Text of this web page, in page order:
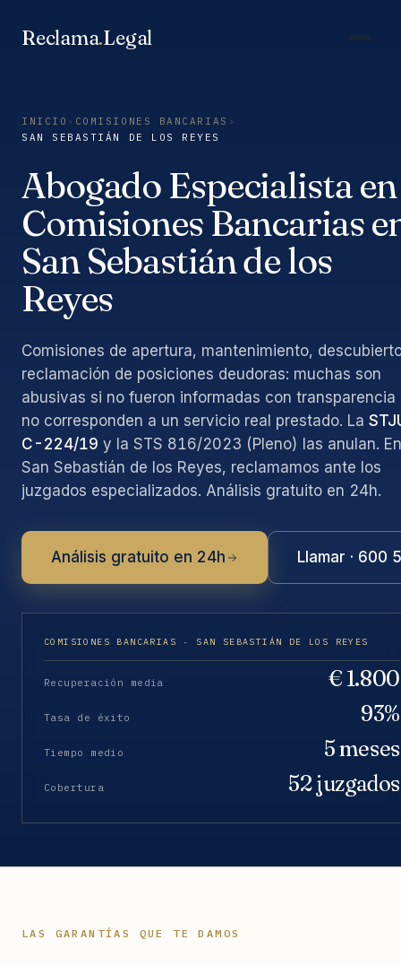
Reclama.Legal
INICIO › COMISIONES BANCARIAS ›
SAN SEBASTIÁN DE LOS REYES
Abogado Especialista en
Comisiones Bancarias
San Sebastián de los
Reyes
Comisiones de apertura, mantenimiento,
reclamación de posiciones deudoras: muchas son
abusivas si no fueron informadas con transparencia
no corresponden a un servicio real prestado. La
C-224/19 y la STS 816/2023 (Pleno) las anulan. En
San Sebastián de los Reyes, reclamamos ante los
juzgados especializados. Análisis gratuito en 24h.
Análisis gratuito en 24h Llamar · 600
COMISIONES BANCARIAS · SAN SEBASTIÁN DE LOS REYES
Recuperación media € 1.800
Tasa de éxito 93%
Tiempo medio 5 meses
Cobertura 52 juzgados
LAS GARANTÍAS QUE TE DAMOS